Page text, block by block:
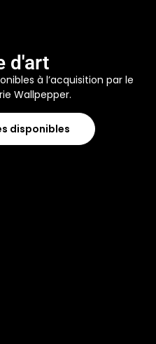
d'art
à l’acquisition par le
Wallpepper.
disponibles